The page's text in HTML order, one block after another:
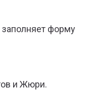
заполняет форму
и Жюри.